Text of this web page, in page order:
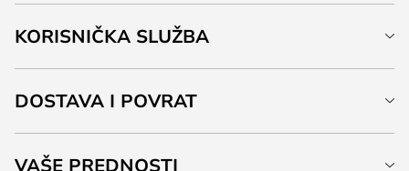
KORISNIČKA SLUŽBA
DOSTAVA I POVRAT
VAŠE PREDNOSTI